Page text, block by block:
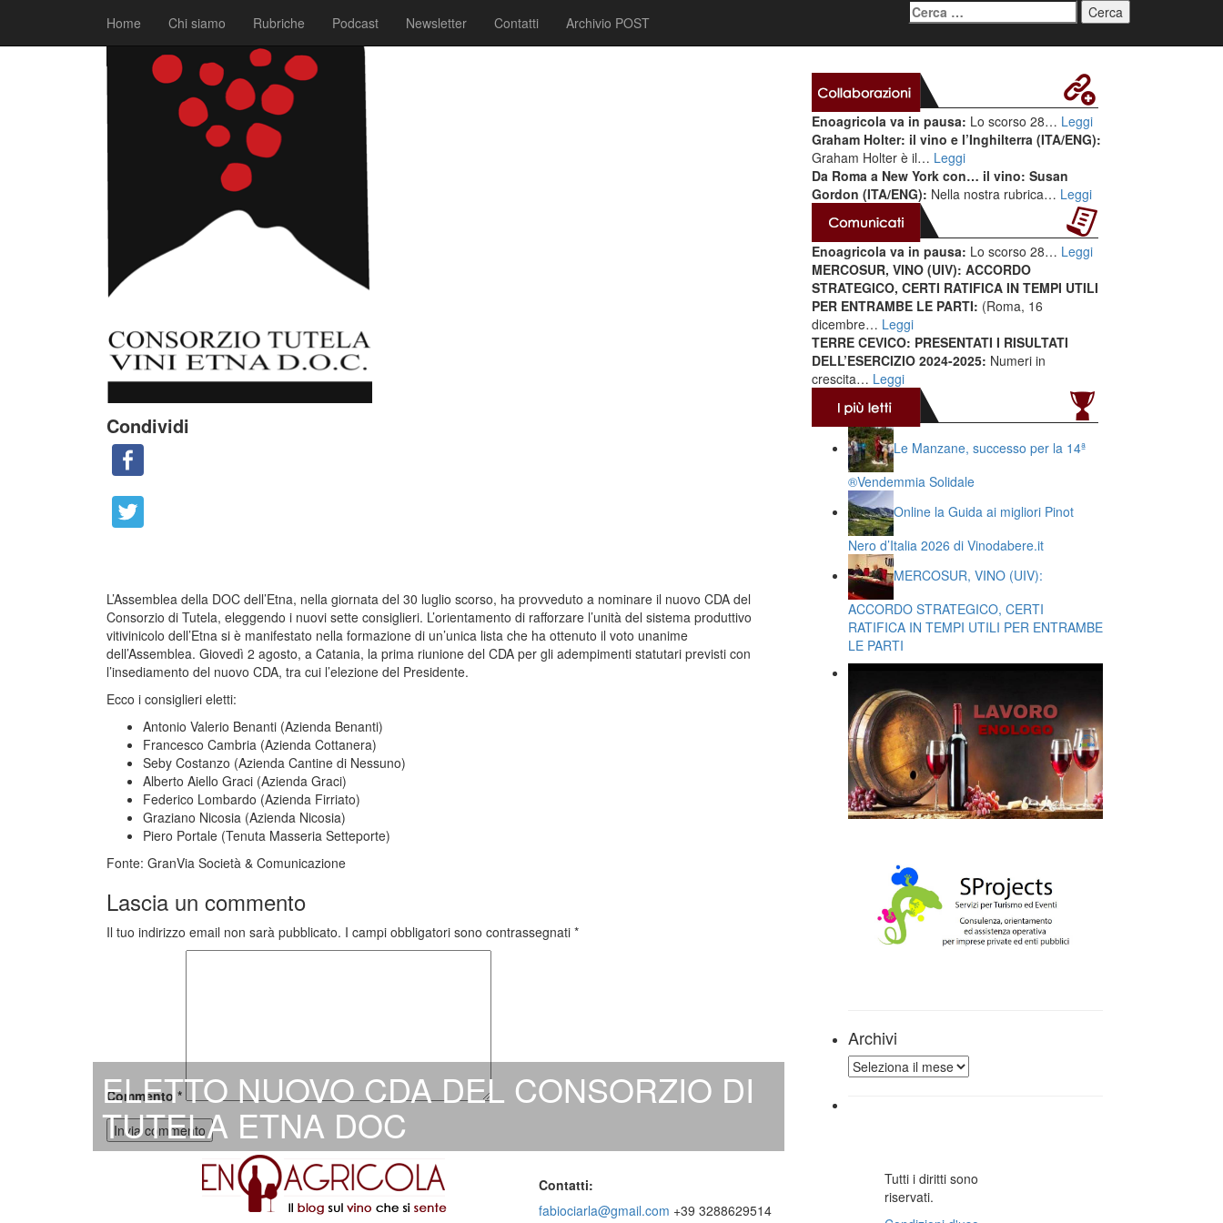
Home Chi siamo Rubriche Podcast Newsletter Contatti Archivio POST
Ricerca
per:
ELETTO NUOVO CDA DEL CONSORZIO DI
TUTELA ETNA DOC
Condividi
L’Assemblea della DOC dell’Etna, nella giornata del 30 luglio scorso, ha provveduto a nominare il nuovo CDA del
Consorzio di Tutela, eleggendo i nuovi sette consiglieri. L’orientamento di rafforzare l’unità del sistema produttivo
vitivinicolo dell’Etna si è manifestato nella formazione di un’unica lista che ha ottenuto il voto unanime
dell’Assemblea. Giovedì 2 agosto, a Catania, la prima riunione del CDA per gli adempimenti statutari previsti con
l’insediamento del nuovo CDA, tra cui l’elezione del Presidente.
Ecco i consiglieri eletti:
Antonio Valerio Benanti (Azienda Benanti)
Francesco Cambria (Azienda Cottanera)
Seby Costanzo (Azienda Cantine di Nessuno)
Alberto Aiello Graci (Azienda Graci)
Federico Lombardo (Azienda Firriato)
Graziano Nicosia (Azienda Nicosia)
Piero Portale (Tenuta Masseria Setteporte)
Fonte: GranVia Società & Comunicazione
Lascia un commento
Il tuo indirizzo email non sarà pubblicato. I campi obbligatori sono contrassegnati *
Commento *
Enoagricola va in pausa: Lo scorso 28… Leggi
Graham Holter: il vino e l’Inghilterra (ITA/ENG):
Graham Holter è il… Leggi
Da Roma a New York con… il vino: Susan
Gordon (ITA/ENG): Nella nostra rubrica… Leggi
Enoagricola va in pausa: Lo scorso 28… Leggi
MERCOSUR, VINO (UIV): ACCORDO
STRATEGICO, CERTI RATIFICA IN TEMPI UTILI
PER ENTRAMBE LE PARTI: (Roma, 16
dicembre… Leggi
TERRE CEVICO: PRESENTATI I RISULTATI
DELL’ESERCIZIO 2024-2025: Numeri in
crescita… Leggi
Le Manzane, successo per la 14ª
®️Vendemmia Solidale
Online la Guida ai migliori Pinot
Nero d’Italia 2026 di Vinodabere.it
MERCOSUR, VINO (UIV):
ACCORDO STRATEGICO, CERTI
RATIFICA IN TEMPI UTILI PER ENTRAMBE
LE PARTI
Archivi
Archivi
Contatti:
fabiociarla@gmail.com +39 3288629514
Tutti i diritti sono
riservati.